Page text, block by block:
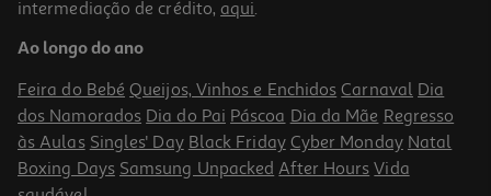
Pasta Dentífrica Branqueadora Jordan 75ml
27.07 €/Lt
2,03 €
intermediação de crédito, aqui.
Ao longo do ano
Feira do Bebé Queijos, Vinhos e Enchidos Carnaval Dia
dos Namorados Dia do Pai Páscoa Dia da Mãe Regresso
às Aulas Singles' Day Black Friday Cyber Monday Natal
Boxing Days Samsung Unpacked After Hours Vida